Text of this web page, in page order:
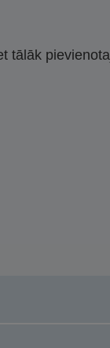
tālāk